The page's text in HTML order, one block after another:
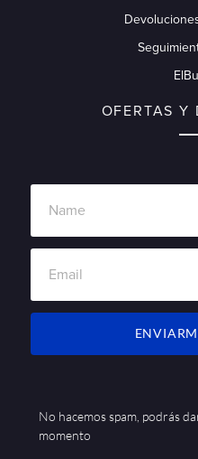
OFERTAS Y
No hacemos spam, podrás
momento